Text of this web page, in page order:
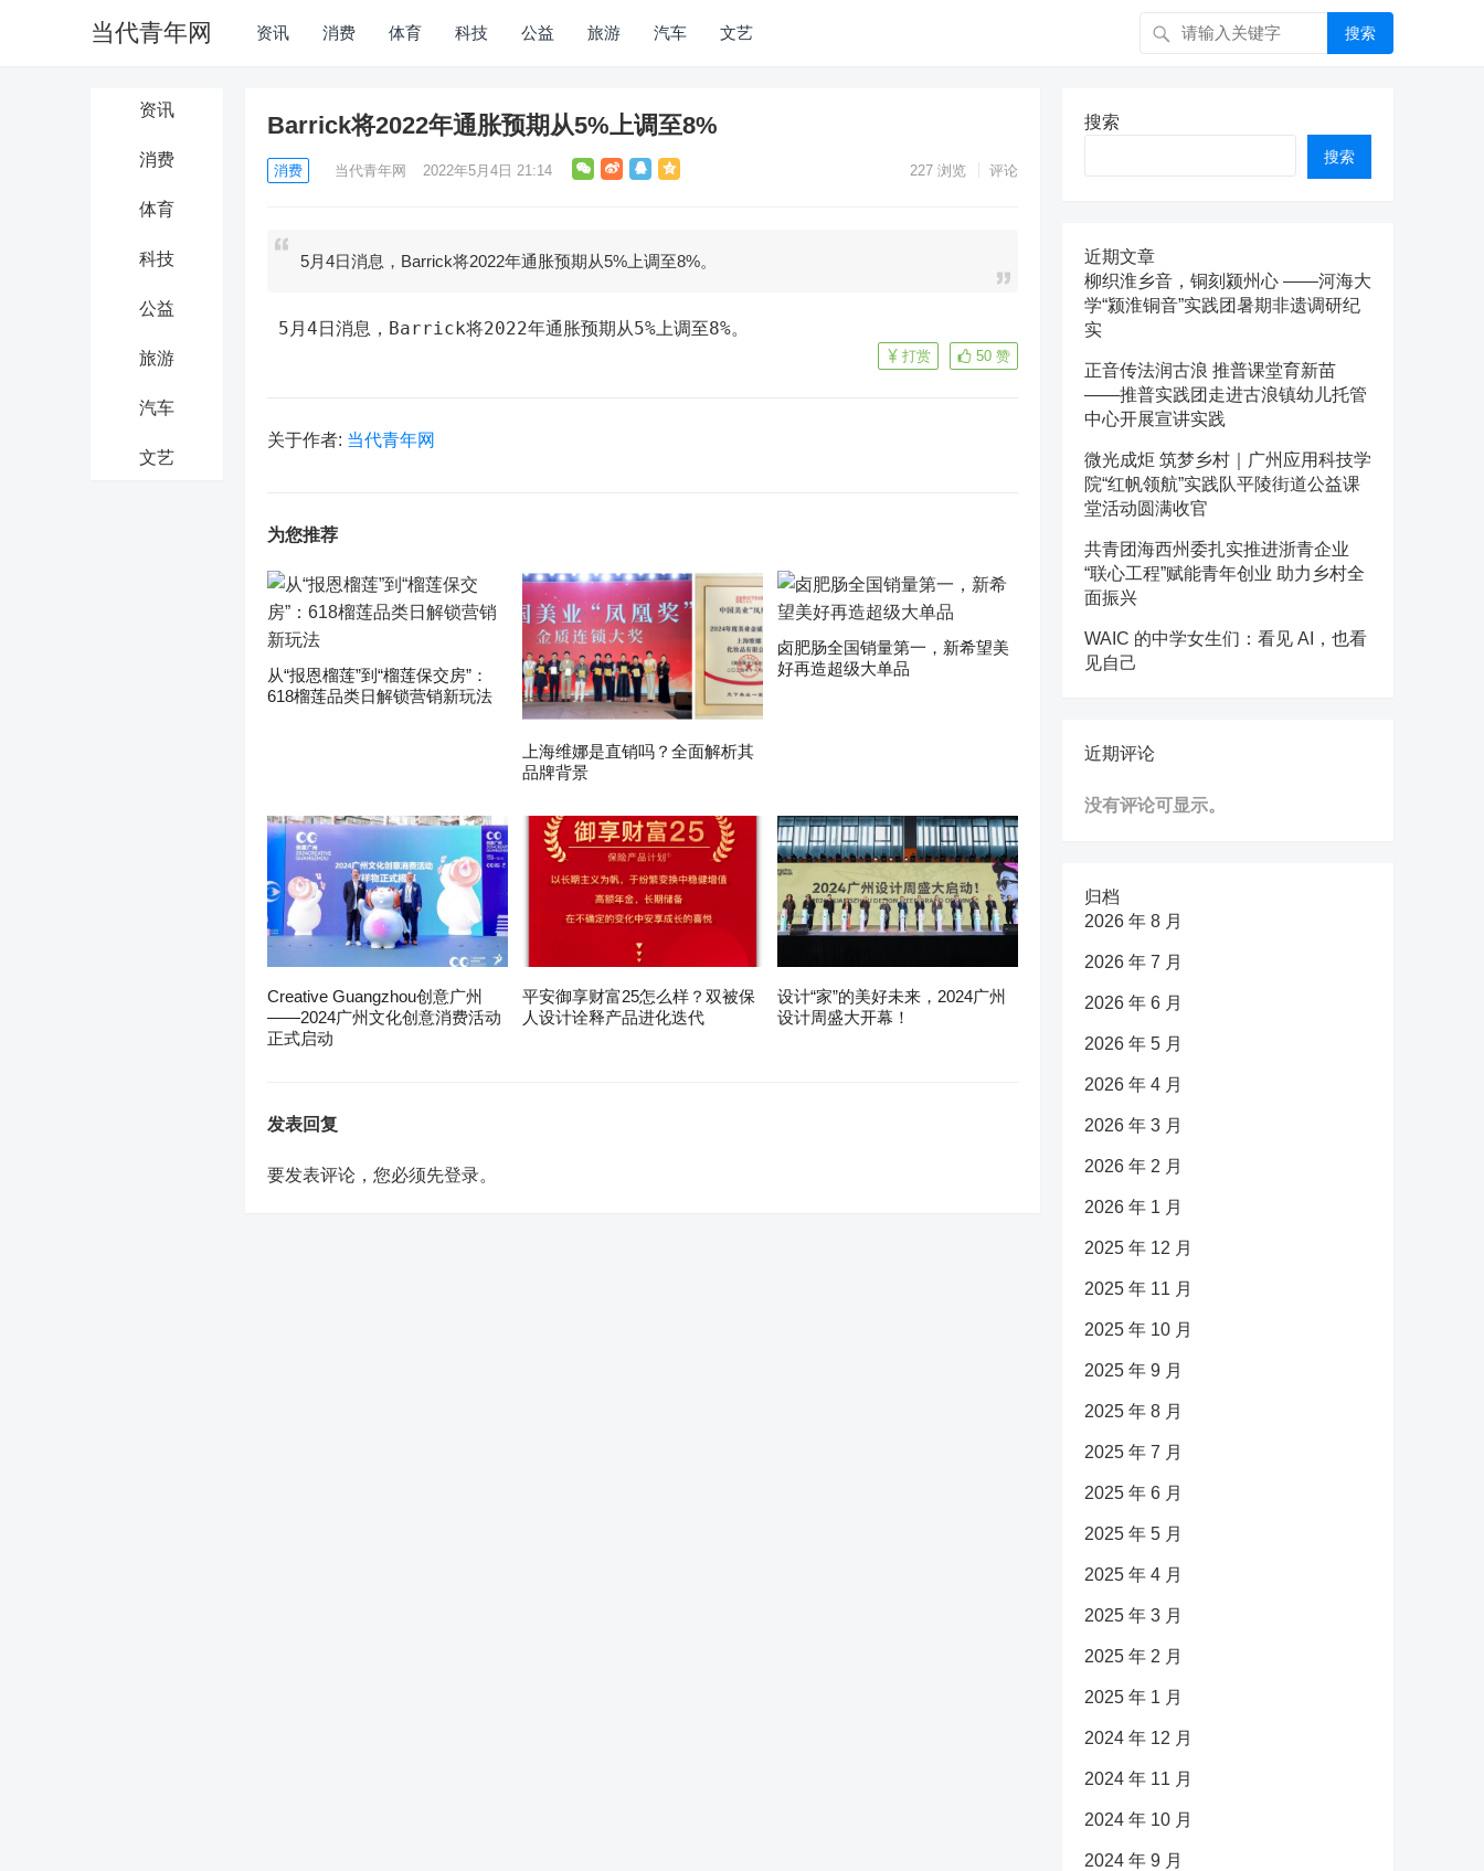
当代青年网 资讯 消费 体育 科技 公益 旅游 汽车 文艺 搜索
资讯
消费
体育
科技
公益
旅游
汽车
文艺
Barrick将2022年通胀预期从5%上调至8%
消费 当代青年网 2022年5月4日 21:14 227 浏览 评论
5月4日消息，Barrick将2022年通胀预期从5%上调至8%。
5月4日消息，Barrick将2022年通胀预期从5%上调至8%。
50 赞
打赏
关于作者: 当代青年网
为您推荐
从“报恩榴莲”到“榴莲保交房”：
618榴莲品类日解锁营销新玩法
上海维娜是直销吗？全面解析其
品牌背景
卤肥肠全国销量第一，新希望美
好再造超级大单品
Creative Guangzhou创意广州
——2024广州文化创意消费活动
正式启动
平安御享财富25怎么样？双被保
人设计诠释产品进化迭代
设计“家”的美好未来，2024广州
设计周盛大开幕！
发表回复
要发表评论，您必须先登录。
搜索
搜索
近期文章
柳织淮乡音，铜刻颍州心 ——河海大
学“颍淮铜音”实践团暑期非遗调研纪
实
正音传法润古浪 推普课堂育新苗
——推普实践团走进古浪镇幼儿托管
中心开展宣讲实践
微光成炬 筑梦乡村｜广州应用科技学
院“红帆领航”实践队平陵街道公益课
堂活动圆满收官
共青团海西州委扎实推进浙青企业
“联心工程”赋能青年创业 助力乡村全
面振兴
WAIC 的中学女生们：看见 AI，也看
见自己
近期评论
没有评论可显示。
归档
2026 年 8 月
2026 年 7 月
2026 年 6 月
2026 年 5 月
2026 年 4 月
2026 年 3 月
2026 年 2 月
2026 年 1 月
2025 年 12 月
2025 年 11 月
2025 年 10 月
2025 年 9 月
2025 年 8 月
2025 年 7 月
2025 年 6 月
2025 年 5 月
2025 年 4 月
2025 年 3 月
2025 年 2 月
2025 年 1 月
2024 年 12 月
2024 年 11 月
2024 年 10 月
2024 年 9 月